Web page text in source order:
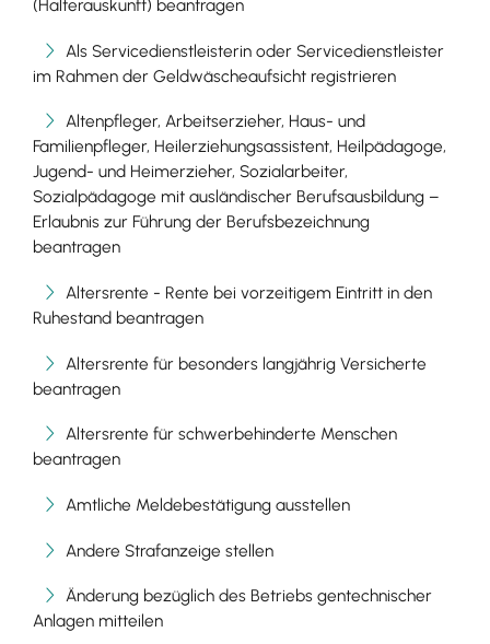
(Halterauskunft) beantragen
Als Servicedienstleisterin oder Servicedienstleister
im Rahmen der Geldwäscheaufsicht registrieren
Altenpfleger, Arbeitserzieher, Haus- und
Familienpfleger, Heilerziehungsassistent, Heilpädagoge,
Jugend- und Heimerzieher, Sozialarbeiter,
Sozialpädagoge mit ausländischer Berufsausbildung –
Erlaubnis zur Führung der Berufsbezeichnung
beantragen
Altersrente - Rente bei vorzeitigem Eintritt in den
Ruhestand beantragen
Altersrente für besonders langjährig Versicherte
beantragen
Altersrente für schwerbehinderte Menschen
beantragen
Amtliche Meldebestätigung ausstellen
Andere Strafanzeige stellen
Änderung bezüglich des Betriebs gentechnischer
Anlagen mitteilen